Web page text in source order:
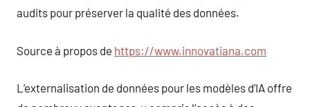
audits pour préserver la qualité des données.
Source à propos de https://www.innovatiana.com
L’externalisation de données pour les modèles d’IA offre